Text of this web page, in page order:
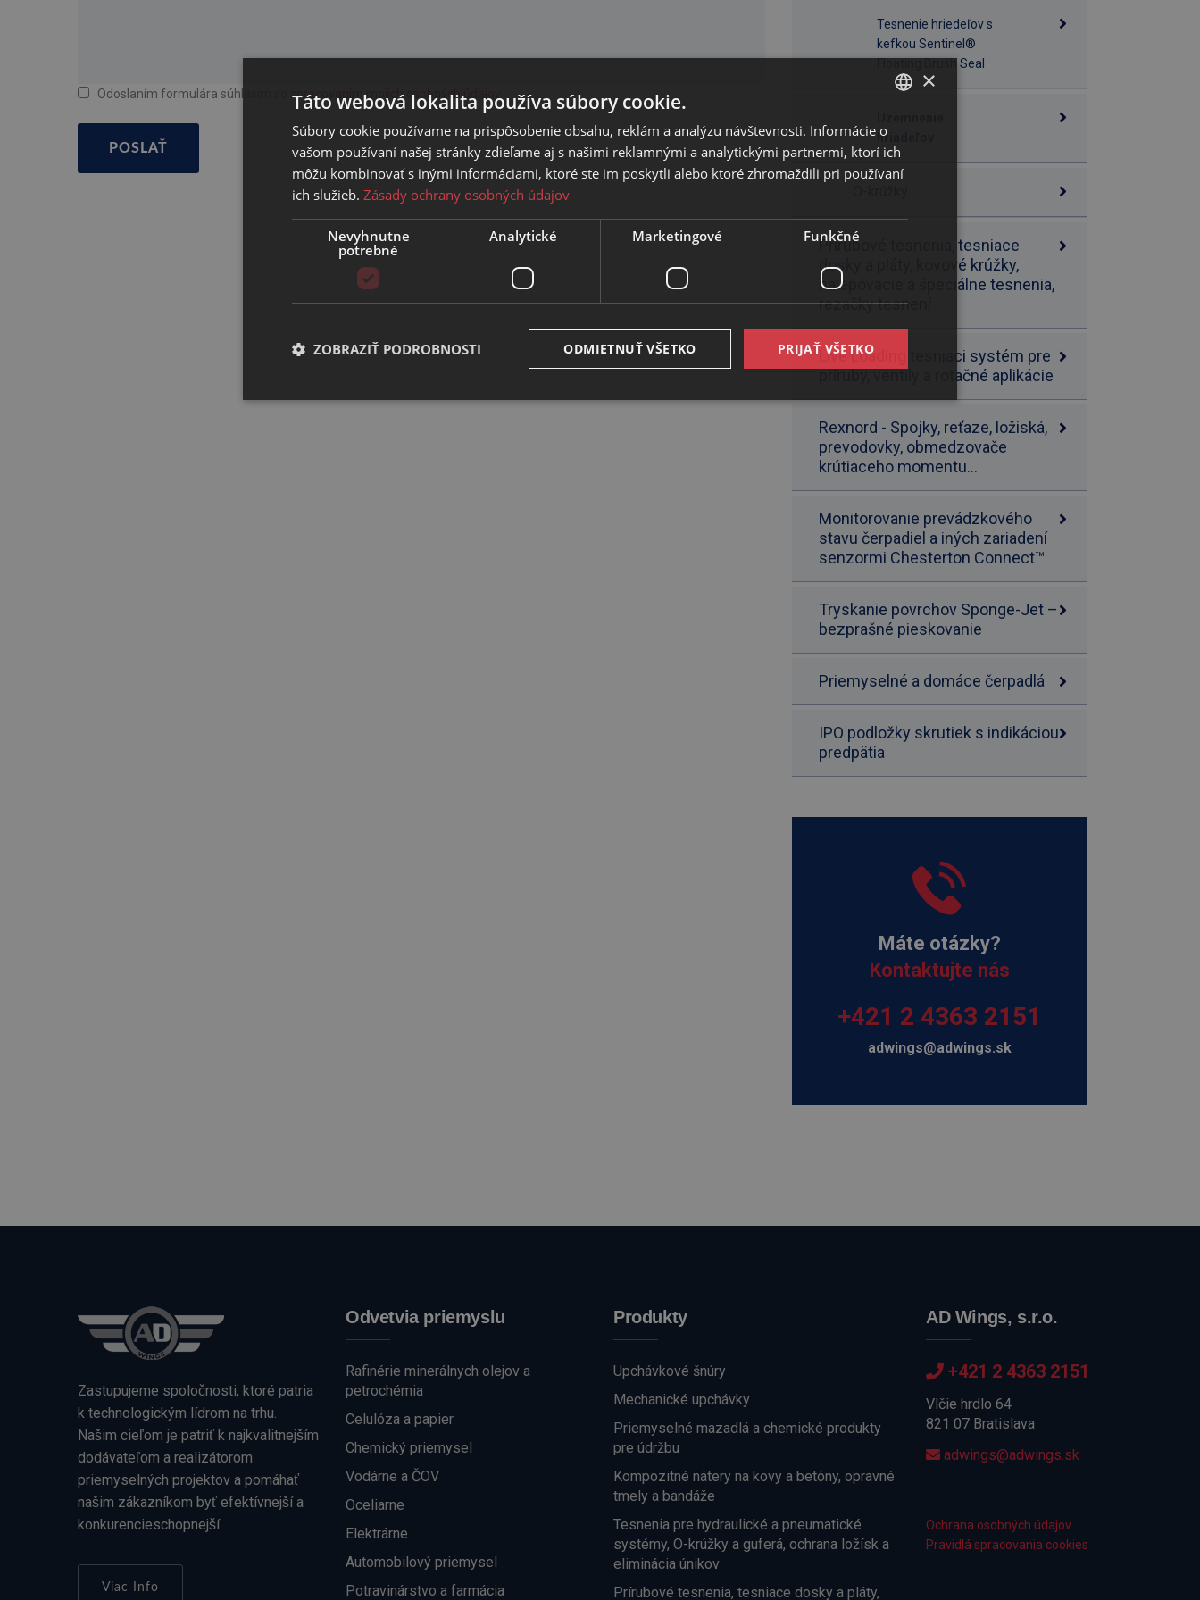
Odoslaním formulára súhlasím so spracovaním mojich osobných údajov
POSLAŤ
Tesnenie hriedeľov s
kefkou Sentinel®
Floating Brush Seal
hriadeľov
Prírubové tesnenia, tesniace
dosky a pláty, kovové krúžky,
nalepovacie a špeciálne tesnenia,
rezačky tesnení
Live Loading tesniaci systém pre
príruby, ventily a rotačné aplikácie
Rexnord - Spojky, reťaze, ložiská,
prevodovky, obmedzovače
krútiaceho momentu...
Monitorovanie prevádzkového
stavu čerpadiel a iných zariadení
senzormi Chesterton Connect™
Tryskanie povrchov Sponge-Jet –
bezprašné pieskovanie
Priemyselné a domáce čerpadlá
IPO podložky skrutiek s indikáciou
predpätia
Máte otázky?
Kontaktujte nás
+421 2 4363 2151
adwings@adwings.sk
Zastupujeme spoločnosti, ktoré patria
k technologickým lídrom na trhu.
Našim cieľom je patriť k najkvalitnejším
dodávateľom a realizátorom
priemyselných projektov a pomáhať
našim zákazníkom byť efektívnejší a
konkurencieschopnejší.
Viac Info
Odvetvia priemyslu
Rafinérie minerálnych olejov a
petrochémia
Celulóza a papier
Chemický priemysel
Vodárne a ČOV
Oceliarne
Elektrárne
Automobilový priemysel
Potravinárstvo a farmácia
Produkty
Upchávkové šnúry
Mechanické upchávky
Priemyselné mazadlá a chemické produkty
pre údržbu
Kompozitné nátery na kovy a betóny, opravné
tmely a bandáže
Tesnenia pre hydraulické a pneumatické
systémy, O-krúžky a guferá, ochrana ložísk a
eliminácia únikov
Prírubové tesnenia, tesniace dosky a pláty,
AD Wings, s.r.o.
+421 2 4363 2151
Vlčie hrdlo 64
821 07 Bratislava
adwings@adwings.sk
Ochrana osobných údajov
Pravidlá spracovania cookies
SLOVAK
ENGLISH
×
Táto webová lokalita používa súbory cookie.
Súbory cookie používame na prispôsobenie obsahu, reklám a analýzu návštevnosti. Informácie o
vašom používaní našej stránky zdieľame aj s našimi reklamnými a analytickými partnermi, ktorí ich
môžu kombinovať s inými informáciami, ktoré ste im poskytli alebo ktoré zhromaždili pri používaní
ich služieb. Zásady ochrany osobných údajov
Nevyhnutne
potrebné
Analytické Marketingové Funkčné
PRIJAŤ VŠETKO
ODMIETNUŤ VŠETKO
ZOBRAZIŤ PODROBNOSTI